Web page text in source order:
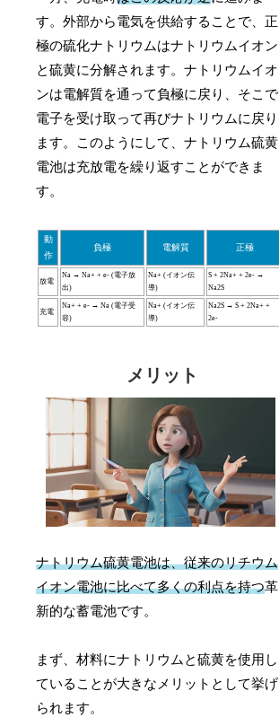
す。外部から電気を供給することで、正
極の硫化ナトリウムはナトリウムイオン
と硫黄に分解されます。ナトリウムイオ
ンは電解質を通って負極に戻り、そこで
電子を受け取って再びナトリウムに戻り
ます。このようにして、ナトリウム硫黄
電池は充放電を繰り返すことができま
す。
動
作
負極 電解質 正極
放電
Na → Na+ + e- (電子放
出)
Na+ (イオン伝
導)
S + 2Na+ + 2e- →
Na2S
充電
Na+ + e- → Na (電子受
容)
Na+ (イオン伝
導)
Na2S → S + 2Na+ +
2e-
メリット
ナトリウム硫黄電池は、従来のリチウム
イオン電池に比べて多くの利点を持つ革
新的な蓄電池です。
まず、材料にナトリウムと硫黄を使用し
ていることが大きなメリットとして挙げ
られます。